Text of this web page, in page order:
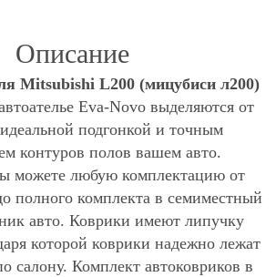
Описание
Mitsubishi L200 (мицубиси л200)
Eva-Novo выделяются от
подгонкой и точным
контуров полов вашем авто.
можете любую комплектацию от
полного комплекта в семиместный
авто. Коврики имеют липучку
которой коврики надежно лежат
салону. Комплект автоковриков в